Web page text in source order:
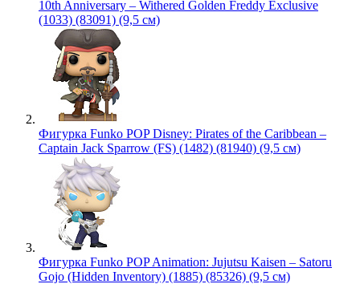
10th Anniversary – Withered Golden Freddy Exclusive
(1033) (83091) (9,5 см)
Фигурка Funko POP Disney: Pirates of the Caribbean –
Captain Jack Sparrow (FS) (1482) (81940) (9,5 см)
Фигурка Funko POP Animation: Jujutsu Kaisen – Satoru
Gojo (Hidden Inventory) (1885) (85326) (9,5 см)